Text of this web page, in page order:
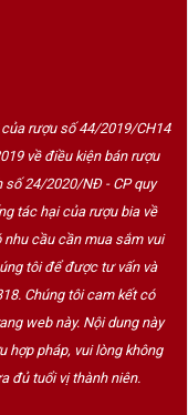
rượu số 44/2019/CH14
về điều kiện bán rượu
24/2020/NĐ - CP quy
tác hại của rượu bia về
nhu cầu cần mua sắm vui
tôi để được tư vấn và
Chúng tôi cam kết có
web này. Nội dung này
hợp pháp, vui lòng không
đủ tuổi vị thành niên.